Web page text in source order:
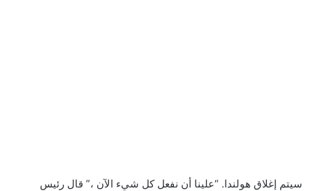
سيتم إغلاق هولندا. “علينا أن نفعل كل شيء الآن ،” قال رئيس